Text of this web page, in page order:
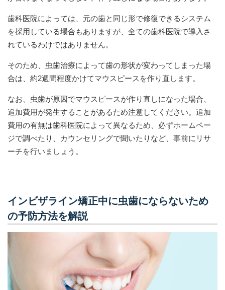
歯科医院によっては、元の歯と同じ形で修復できるシステム
を採用している場合もありますが、全ての歯科医院で導入さ
れているわけではありません。
そのため、虫歯治療によって歯の形状が変わってしまった場
合は、約2週間程度かけてマウスピースを作り直します。
なお、虫歯が原因でマウスピースが作り直しになった場合、
追加費用が発生することがあるため注意してください。追加
費用の有無は歯科医院によって異なるため、必ずホームペー
ジで調べたり、カウンセリングで聞いたりなど、事前にリサ
ーチを行いましょう。
インビザライン矯正中に虫歯にならないため
の予防方法を解説